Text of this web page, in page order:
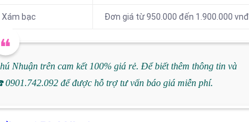
Xám bạc Đơn giá từ 950.000 đến 1.900.000 vnđ
Nhuận trên cam kết 100% giá rẻ. Để biết thêm thông tin và
0901.742.092 để được hỗ trợ tư vấn báo giá miễn phí.